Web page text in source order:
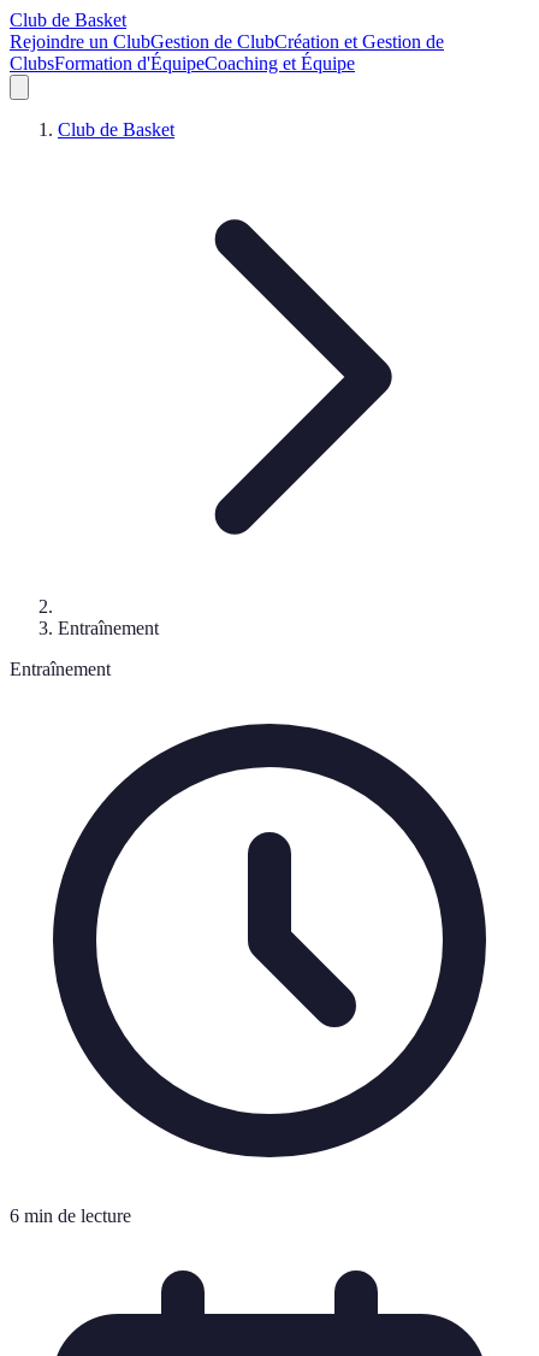
Club de Basket
Rejoindre un ClubGestion de ClubCréation et Gestion de
ClubsFormation d'ÉquipeCoaching et Équipe
Club de Basket
Entraînement
Entraînement
6 min de lecture